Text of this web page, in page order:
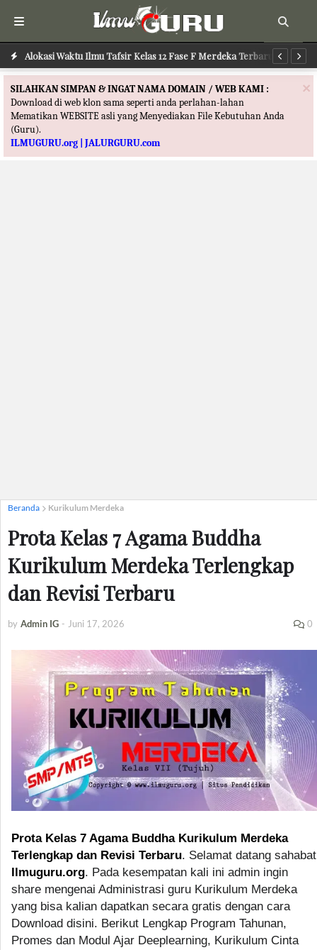
Alokasi Waktu Ilmu Tafsir Kelas 12 Fase F Merdeka Terbaru
×
SILAHKAN SIMPAN & INGAT NAMA DOMAIN / WEB KAMI :
Download di web klon sama seperti anda perlahan-lahan
Mematikan WEBSITE asli yang Menyediakan File Kebutuhan Anda
(Guru).
ILMUGURU.org | JALURGURU.com
Beranda Kurikulum Merdeka
Prota Kelas 7 Agama Buddha
Kurikulum Merdeka Terlengkap
dan Revisi Terbaru
by Admin IG - Juni 17, 2026 0
Prota Kelas 7 Agama Buddha Kurikulum Merdeka
Terlengkap dan Revisi Terbaru. Selamat datang sahabat
Ilmuguru.org. Pada kesempatan kali ini admin ingin
share mengenai Administrasi guru Kurikulum Merdeka
yang bisa kalian dapatkan secara gratis dengan cara
Download disini. Berikut Lengkap Program Tahunan,
Promes dan Modul Ajar Deeplearning, Kurikulum Cinta